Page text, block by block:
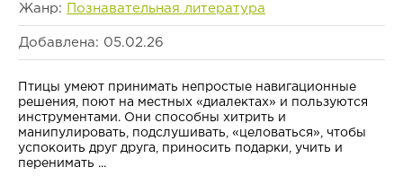
Жанр: Познавательная литература
Добавлена: 05.02.26
Птицы умеют принимать непростые навигационные
решения, поют на местных «диалектах» и пользуются
инструментами. Они способны хитрить и
манипулировать, подслушивать, «целоваться», чтобы
успокоить друг друга, приносить подарки, учить и
перенимать ...